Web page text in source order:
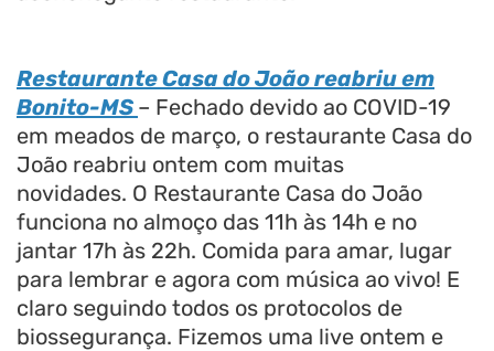
Restaurante Casa do João reabriu em
Bonito-MS – Fechado devido ao COVID-19
em meados de março, o restaurante Casa do
João reabriu ontem com muitas
novidades. O Restaurante Casa do João
funciona no almoço das 11h às 14h e no
jantar 17h às 22h. Comida para amar, lugar
para lembrar e agora com música ao vivo! E
claro seguindo todos os protocolos de
biossegurança. Fizemos uma live ontem e